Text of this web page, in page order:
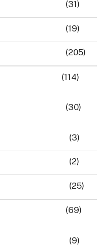
(31)
(19)
(205)
(114)
(30)
(3)
(2)
(25)
(69)
(9)